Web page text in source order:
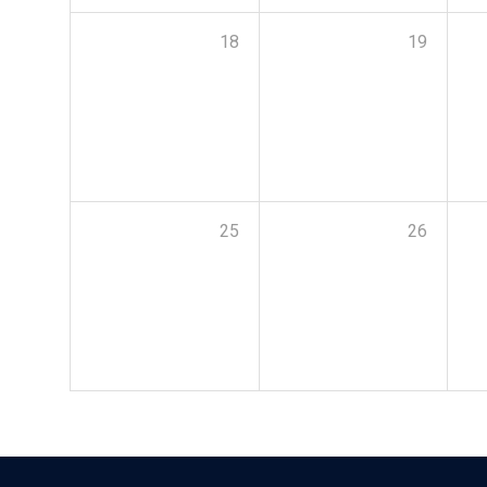
18 19
25 26